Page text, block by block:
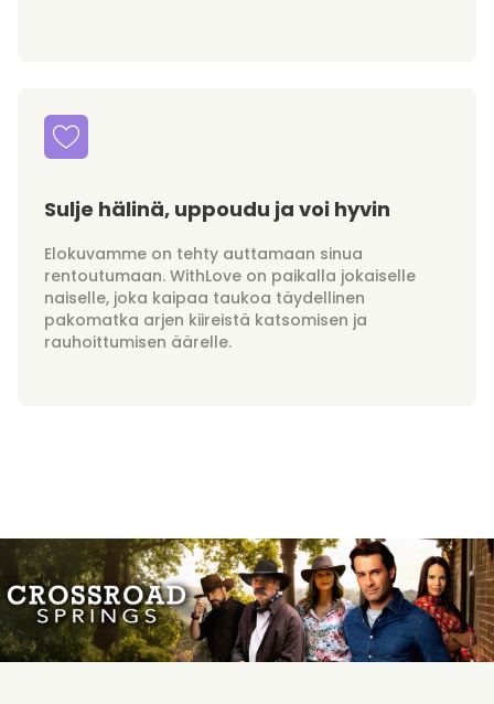
Sulje hälinä, uppoudu ja voi hyvin
Elokuvamme on tehty auttamaan sinua
rentoutumaan. WithLove on paikalla jokaiselle
naiselle, joka kaipaa taukoa täydellinen
pakomatka arjen kiireistä katsomisen ja
rauhoittumisen äärelle.